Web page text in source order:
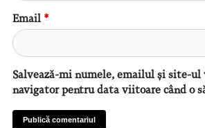
Email *
Salvează-mi numele, emailul și site-ul
navigator pentru data viitoare când o